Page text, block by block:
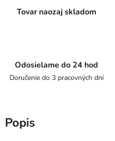
Tovar naozaj skladom
Odosielame do 24 hod
Doručenie do 3 pracovných dní
Popis